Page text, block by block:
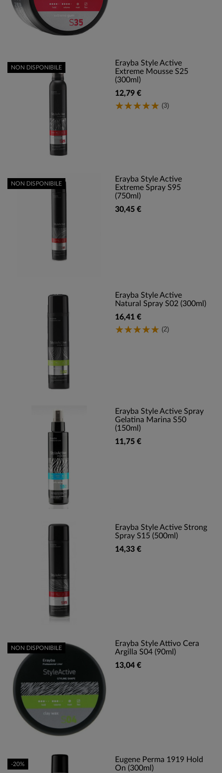
Erayba Style Active
Extreme Mousse S25
(300ml)
12,79 €
(3)
NON DISPONIBILE
Erayba Style Active
Extreme Spray S95
(750ml)
30,45 €
NON DISPONIBILE
Erayba Style Active
Natural Spray S02 (300ml)
16,41 €
(2)
Erayba Style Active Spray
Gelatina Marina S50
(150ml)
11,75 €
Erayba Style Active Strong
Spray S15 (500ml)
14,33 €
Erayba Style Attivo Cera
Argilla S04 (90ml)
13,04 €
NON DISPONIBILE
Eugene Perma 1919 Hold
On (300ml)
-20%